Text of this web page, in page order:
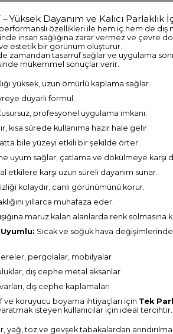
– Yüksek Dayanım ve Kalıcı
özellikleri ile hem iç hem de dış
insan sağlığına zarar vermez ve çevre
estetik bir görünüm oluşturur.
zamandan tasarruf sağlar ve uygulama
mükemmel sonuçlar verir.
yüksek, uzun ömürlü kaplama sağlar.
duyarlı formül.
profesyonel uygulama imkanı.
kısa sürede kullanıma hazır hale gelir.
bile yüzeyi etkili bir şekilde örter.
uyum sağlar; çatlama ve dökülmeye karşı
etkilere karşı uzun süreli dayanım sunar.
kolaydır; canlı görünümünü korur.
yıllarca muhafaza eder.
maruz kalan alanlarda renk solmasına
Uyumlu: Sıcak ve soğuk hava
pergolalar, mobilyalar
dış cephe metal aksanlar
dış cephe kaplamaları
ve koruyucu boyama ihtiyaçları için Tek
isteyen kullanıcılar için ideal tercihtir.
yağ, toz ve gevşek tabakalardan